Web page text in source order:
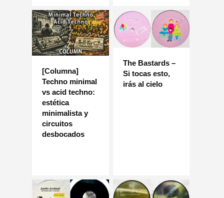
[Columna]
Techno minimal
vs acid techno:
estética
minimalista y
circuitos
desbocados
The Bastards –
Si tocas esto,
irás al cielo